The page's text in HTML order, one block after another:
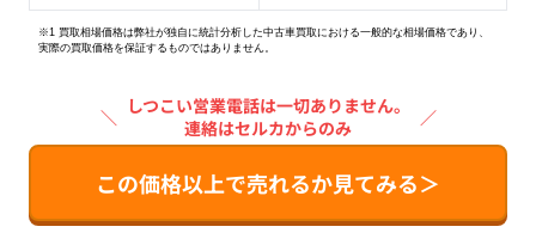
※1 買取相場価格は弊社が独自に統計分析した中古車買取における一般的な相場価格であり、
実際の買取価格を保証するものではありません。
＼ しつこい営業電話は一切ありません。
連絡はセルカからのみ
／
この価格以上で売れるか見てみる＞